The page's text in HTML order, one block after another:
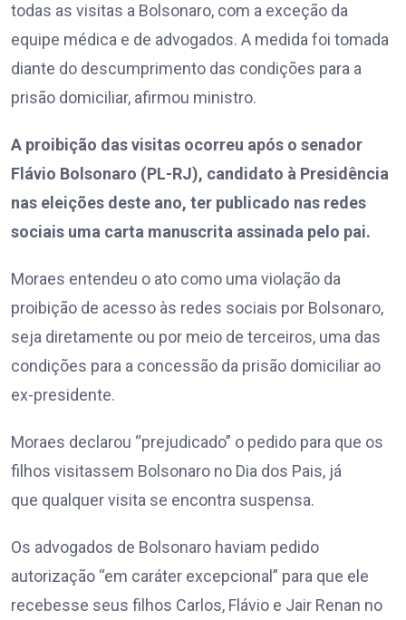
todas as visitas a Bolsonaro, com a exceção da
equipe médica e de advogados. A medida foi tomada
diante do descumprimento das condições para a
prisão domiciliar, afirmou ministro.
A proibição das visitas ocorreu após o senador
Flávio Bolsonaro (PL-RJ), candidato à Presidência
nas eleições deste ano, ter publicado nas redes
sociais uma carta manuscrita assinada pelo pai.
Moraes entendeu o ato como uma violação da
proibição de acesso às redes sociais por Bolsonaro,
seja diretamente ou por meio de terceiros, uma das
condições para a concessão da prisão domiciliar ao
ex-presidente.
Moraes declarou “prejudicado” o pedido para que os
filhos visitassem Bolsonaro no Dia dos Pais, já
que qualquer visita se encontra suspensa.
Os advogados de Bolsonaro haviam pedido
autorização “em caráter excepcional” para que ele
recebesse seus filhos Carlos, Flávio e Jair Renan no